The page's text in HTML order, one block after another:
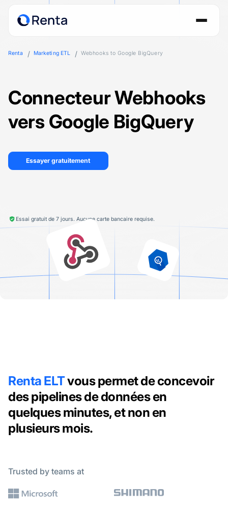
Renta Marketing ETL Webhooks to Google BigQuery
Connecteur Webhooks
vers Google BigQuery
Essayer gratuitement
Essai gratuit de 7 jours. Aucune carte bancaire requise.
Renta ELTvous permet de concevoir
des pipelines de données en
quelques minutes, et non en
plusieurs mois.
Trusted by teams at